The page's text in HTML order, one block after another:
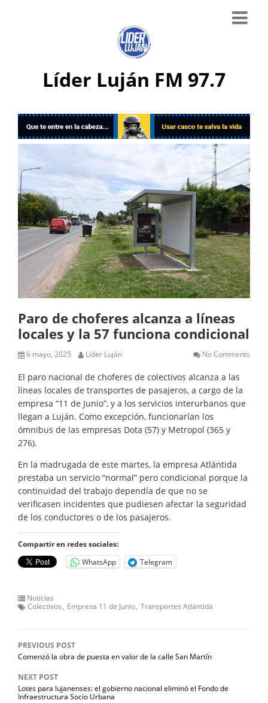
Líder Luján FM 97.7
Paro de choferes alcanza a líneas
locales y la 57 funciona condicional
6 mayo, 2025 Líder Luján No Comments
El paro nacional de choferes de colectivos alcanza a las
líneas locales de transportes de pasajeros, a cargo de la
empresa “11 de Junio”, y a los servicios interurbanos que
llegan a Luján. Como excepción, funcionarían los
ómnibus de las empresas Dota (57) y Metropol (365 y
276).
En la madrugada de este martes, la empresa Atlántida
prestaba un servicio “normal” pero condicional porque la
continuidad del trabajo dependía de que no se
verificasen incidentes que pudiesen afectar la seguridad
de los conductores o de los pasajeros.
Compartir en redes sociales:
WhatsApp
Telegram
Noticias
Colectivos
Empresa 11 de Junio Transportes Atlántida
PREVIOUS POST
Comenzó la obra de puesta en valor de la calle San Martín
NEXT POST
Lotes para lujanenses: el gobierno nacional eliminó el Fondo de
Infraestructura Socio Urbana